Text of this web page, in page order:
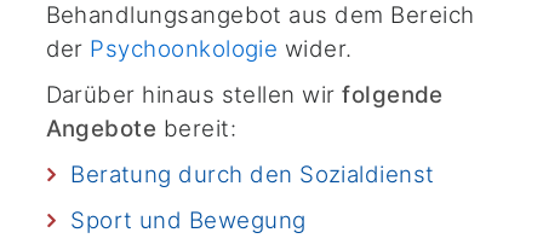
Behandlungsangebot aus dem Bereich
der Psychoonkologie wider.
Darüber hinaus stellen wirfolgende
Angebote bereit:
Beratung durch den Sozialdienst
Sport und Bewegung